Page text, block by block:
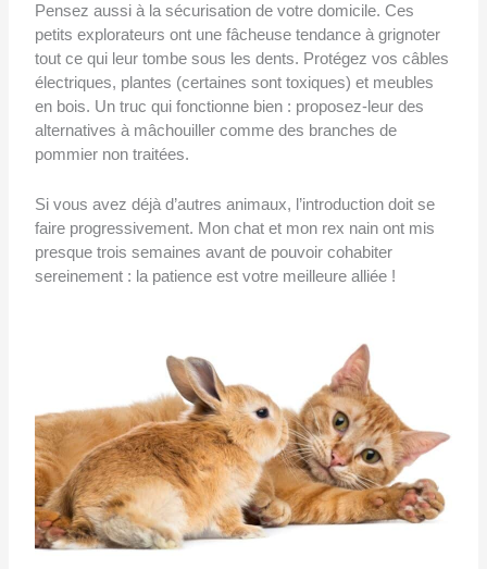
Pensez aussi à la sécurisation de votre domicile. Ces
petits explorateurs ont une fâcheuse tendance à grignoter
tout ce qui leur tombe sous les dents. Protégez vos câbles
électriques, plantes (certaines sont toxiques) et meubles
en bois. Un truc qui fonctionne bien : proposez-leur des
alternatives à mâchouiller comme des branches de
pommier non traitées.
Si vous avez déjà d’autres animaux, l’introduction doit se
faire progressivement. Mon chat et mon rex nain ont mis
presque trois semaines avant de pouvoir cohabiter
sereinement : la patience est votre meilleure alliée !